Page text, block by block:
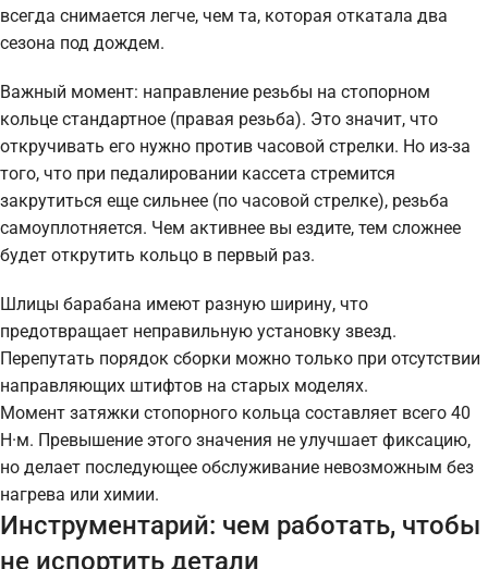
всегда снимается легче, чем та, которая откатала два
сезона под дождем.
Важный момент: направление резьбы на стопорном
кольце стандартное (правая резьба). Это значит, что
откручивать его нужно против часовой стрелки. Но из-за
того, что при педалировании кассета стремится
закрутиться еще сильнее (по часовой стрелке), резьба
самоуплотняется. Чем активнее вы ездите, тем сложнее
будет открутить кольцо в первый раз.
Шлицы барабана имеют разную ширину, что
предотвращает неправильную установку звезд.
Перепутать порядок сборки можно только при отсутствии
направляющих штифтов на старых моделях.
Момент затяжки стопорного кольца составляет всего 40
Н·м. Превышение этого значения не улучшает фиксацию,
но делает последующее обслуживание невозможным без
нагрева или химии.
Инструментарий: чем работать, чтобы
не испортить детали